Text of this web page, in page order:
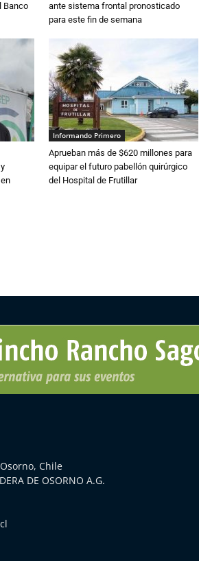
Banco
ante sistema frontal pronosticado
para este fin de semana
Informando Primero
Aprueban más de $620 millones para
equipar el futuro pabellón quirúrgico
del Hospital de Frutillar
Chile
DE OSORNO A.G.